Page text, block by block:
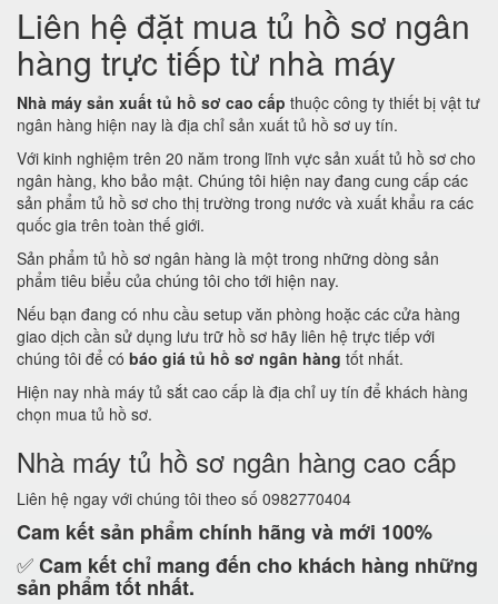
Liên hệ đặt mua tủ hồ sơ ngân
hàng trực tiếp từ nhà máy
Nhà máy sản xuất tủ hồ sơ cao cấp thuộc công ty thiết bị vật tư
ngân hàng hiện nay là địa chỉ sản xuất tủ hồ sơ uy tín.
Với kinh nghiệm trên 20 năm trong lĩnh vực sản xuất tủ hồ sơ cho
ngân hàng, kho bảo mật. Chúng tôi hiện nay đang cung cấp các
sản phẩm tủ hồ sơ cho thị trường trong nước và xuất khẩu ra các
quốc gia trên toàn thế giới.
Sản phẩm tủ hồ sơ ngân hàng là một trong những dòng sản
phẩm tiêu biểu của chúng tôi cho tới hiện nay.
Nếu bạn đang có nhu cầu setup văn phòng hoặc các cửa hàng
giao dịch cần sử dụng lưu trữ hồ sơ hãy liên hệ trực tiếp với
chúng tôi để có báo giá tủ hồ sơ ngân hàng tốt nhất.
Hiện nay nhà máy tủ sắt cao cấp là địa chỉ uy tín để khách hàng
chọn mua tủ hồ sơ.
Nhà máy tủ hồ sơ ngân hàng cao cấp
Liên hệ ngay với chúng tôi theo số 0982770404
Cam kếtsản phẩm chính hãng và mới 100%
✅Cam kếtchỉ mang đến cho khách hàng những
sản phẩm tốt nhất.